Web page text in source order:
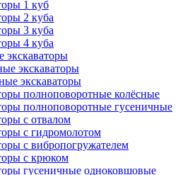
1 куб
2 куба
3 куба
4 куба
экскаваторы
экскаваторы
экскаваторы
полноповоротные колёсные
полноповоротные гусеничные
с отвалом
с гидромолотом
с вибропогружателем
с крюком
гусеничные одноковшовые